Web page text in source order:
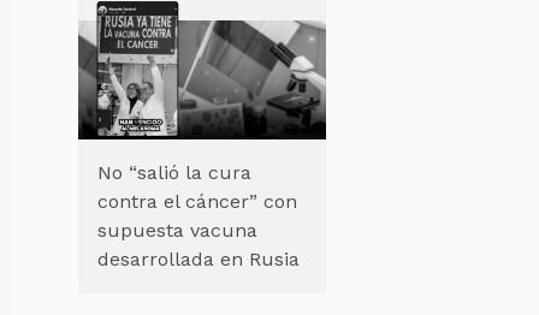
No “salió la cura
contra el cáncer” con
supuesta vacuna
desarrollada en Rusia